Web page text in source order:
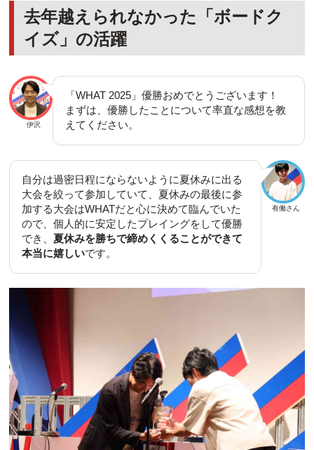
去年越えられなかった「ボードク
イズ」の活躍
伊沢
「WHAT 2025」優勝おめでとうございます！
まずは、優勝したことについて率直な感想を教
えてください。
有働さん
自分は過密日程にならないように夏休みに出る
大会を絞って参加していて、夏休みの最後に参
加する大会はWHATだと心に決めて臨んでいた
ので、個人的に安定したプレイングをして優勝
でき、 夏休みを勝ちで締めくくることができて
本当に嬉しいです。